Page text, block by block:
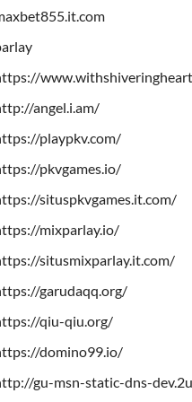
angel.i.am/
playpkv.com/
pkvgames.io/
situspkvgames.it.com/
mixparlay.io/
situsmixparlay.it.com/
garudaqq.org/
qiu-qiu.org/
domino99.io/
gu-msn-static-dns-